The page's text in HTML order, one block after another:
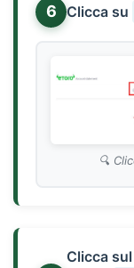
6 Clicca su
Clicca